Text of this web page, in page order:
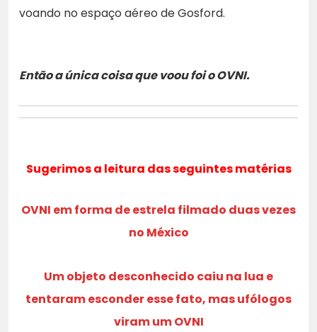
voando no espaço aéreo de Gosford.
Então a única coisa que voou foi o OVNI.
Sugerimos a leitura das seguintes matérias
OVNI em forma de estrela filmado duas vezes
no México
Um objeto desconhecido caiu na lua e
tentaram esconder esse fato, mas ufólogos
viram um OVNI